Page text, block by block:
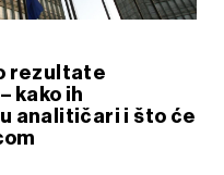
rezultate
kako ih
analitičari i što će